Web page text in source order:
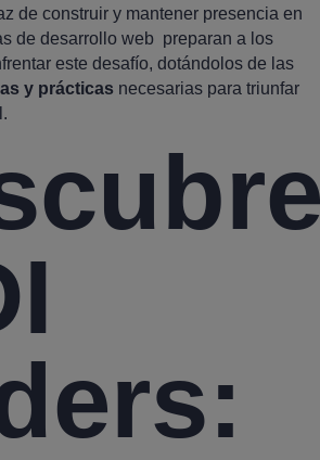
de construir y mantener presencia en
de desarrollo web preparan a los
este desafío, dotándolos de las
y prácticas necesarias para triunfar